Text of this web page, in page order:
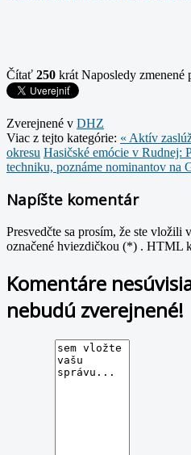
Čítať 250 krát Naposledy
Zverejnené v DHZ
Viac z tejto kategórie: « Aktív
okresu Hasičské emócie v Rudnej:
techniku, poznáme nominantov na
Napíšte komentár
Presvedčte sa prosím, že ste vložili
označené hviezdičkou (*) . HTML
Komentáre
nebudú zverejnené!